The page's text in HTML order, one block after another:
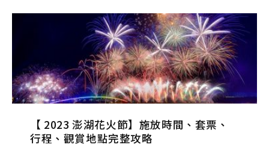
【 2023 澎湖花火節】施放時間、套票、
行程、觀賞地點完整攻略